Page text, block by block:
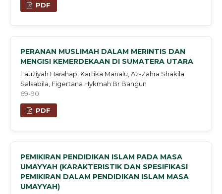
PDF
PERANAN MUSLIMAH DALAM MERINTIS DAN
MENGISI KEMERDEKAAN DI SUMATERA UTARA
Fauziyah Harahap, Kartika Manalu, Az-Zahra Shakila
Salsabila, Figertana Hykmah Br Bangun
69-90
PDF
PEMIKIRAN PENDIDIKAN ISLAM PADA MASA
UMAYYAH (KARAKTERISTIK DAN SPESIFIKASI
PEMIKIRAN DALAM PENDIDIKAN ISLAM MASA
UMAYYAH)